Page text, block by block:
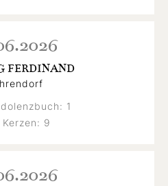
FERDINAND
1
Kerzen: 9